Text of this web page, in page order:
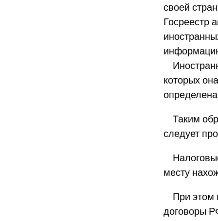
своей
Госреестр
которых
Таким
следует
месту
При этом
договоры